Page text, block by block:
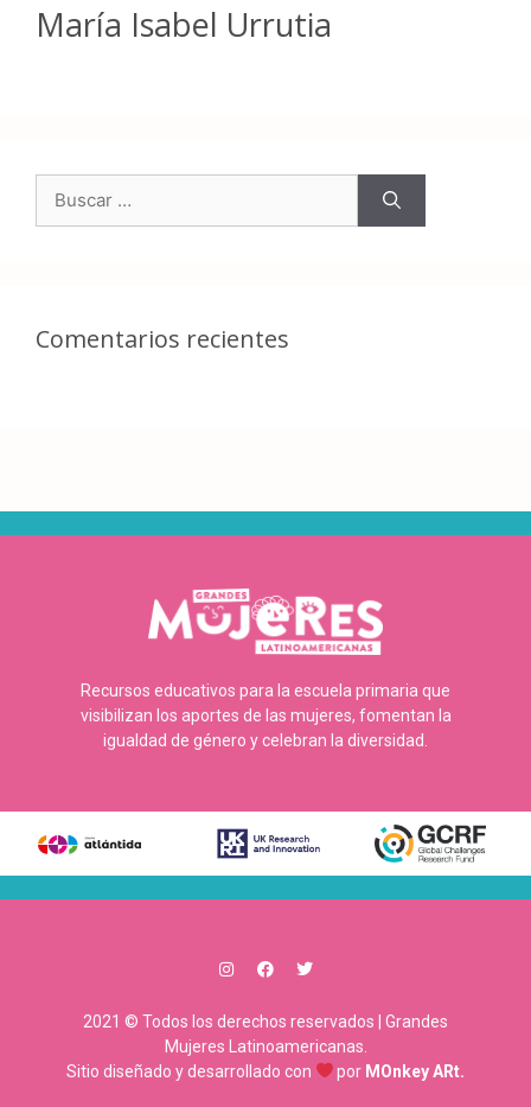
María Isabel Urrutia
Comentarios recientes
Recursos educativos para la escuela primaria que
visibilizan los aportes de las mujeres, fomentan la
igualdad de género y celebran la diversidad.
2021 © Todos los derechos reservados | Grandes
Mujeres Latinoamericanas.
Sitio diseñado y desarrollado con
por MOnkey ARt.